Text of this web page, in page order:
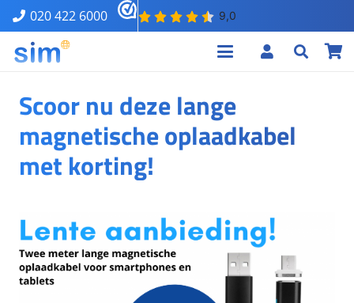
020 422 6000
Scoor nu deze lange
magnetische oplaadkabel
met korting!